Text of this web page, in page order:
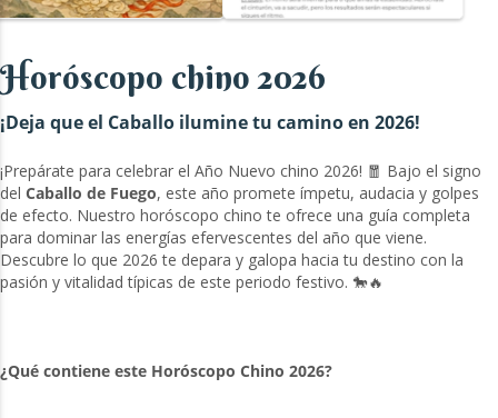
Horóscopo chino 2026
¡Deja que el Caballo ilumine tu camino en 2026!
¡Prepárate para celebrar el Año Nuevo chino 2026! 🧧 Bajo el signo
del Caballo de Fuego, este año promete ímpetu, audacia y golpes
de efecto. Nuestro horóscopo chino te ofrece una guía completa
para dominar las energías efervescentes del año que viene.
Descubre lo que 2026 te depara y galopa hacia tu destino con la
pasión y vitalidad típicas de este periodo festivo. 🐎🔥
¿Qué contiene este Horóscopo Chino 2026?